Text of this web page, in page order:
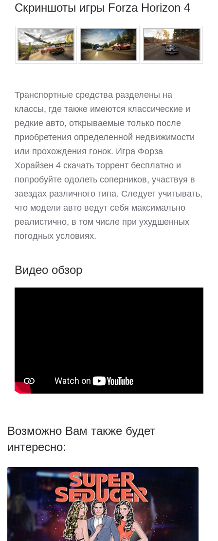
Скриншоты игры Forza Horizon 4
Транспортные средства разделены на
классы, где также имеются классические и
редкие авто, открываемые только после
приобретения определенной недвижимости
или прохождения гонок. Игра Форза
Хорайзен 4 скачать торрент бесплатно и
попробуйте одолеть соперников, участвуя в
заездах различного типа. Следует учитывать,
что модели авто ведут себя максимально
реалистично, в том числе при ухудшенных
погодных условиях.
Видео обзор
Возможно Вам также будет
интересно: